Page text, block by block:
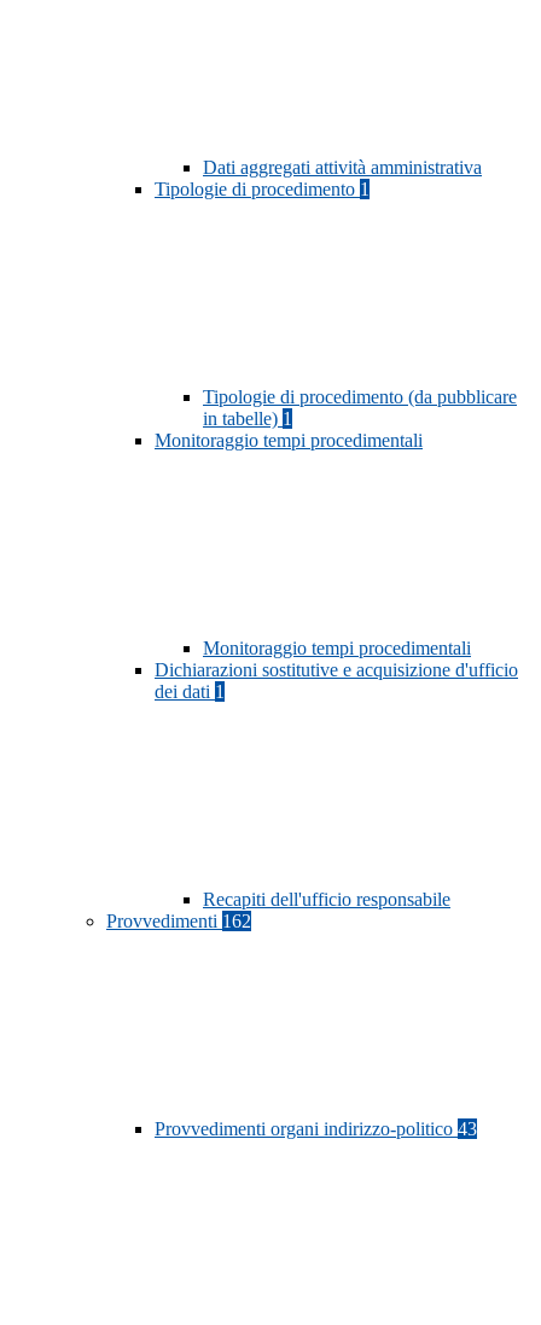
Dati aggregati attività amministrativa
Tipologie di procedimento 1
Tipologie di procedimento (da pubblicare
in tabelle) 1
Monitoraggio tempi procedimentali
Monitoraggio tempi procedimentali
Dichiarazioni sostitutive e acquisizione d'ufficio
dei dati 1
Recapiti dell'ufficio responsabile
Provvedimenti 162
Provvedimenti organi indirizzo-politico 43